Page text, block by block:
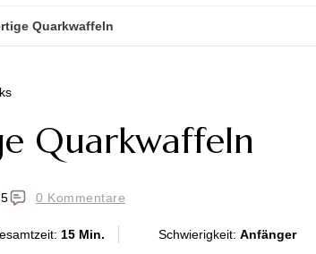
Quarkwaffeln
Quarkwaffeln
0 Kommentare
15 Min. Schwierigkeit: Anfänger